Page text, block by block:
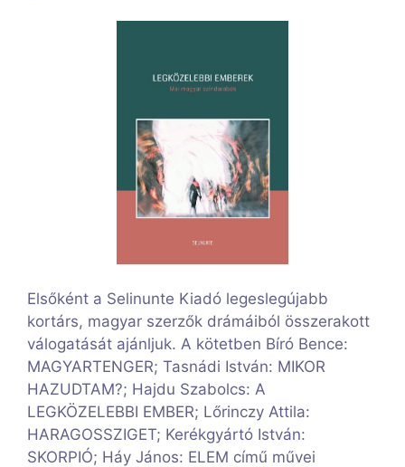
Elsőként a Selinunte Kiadó legeslegújabb
kortárs, magyar szerzők drámáiból összerakott
válogatását ajánljuk. A kötetben Bíró Bence:
MAGYARTENGER; Tasnádi István: MIKOR
HAZUDTAM?; Hajdu Szabolcs: A
LEGKÖZELEBBI EMBER; Lőrinczy Attila:
HARAGOSSZIGET; Kerékgyártó István:
SKORPIÓ; Háy János: ELEM című művei